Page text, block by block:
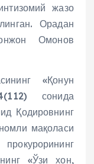
жазо
Орадан
Омонов
«Қонун
сонида
Қодировнинг
мақоласи
«Ўзи хон,